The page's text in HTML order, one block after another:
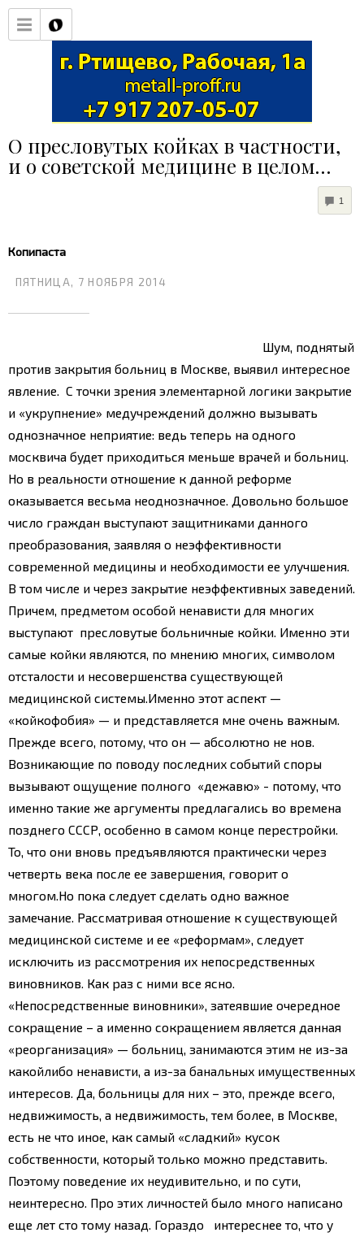
О пресловутых койках в частности,
и о советской медицине в целом…
1
Копипаста
ПЯТНИЦА, 7 НОЯБРЯ 2014
Шум, поднятый
против закрытия больниц в Москве, выявил интересное
явление. С точки зрения элементарной логики закрытие
и «укрупнение» медучреждений должно вызывать
однозначное неприятие: ведь теперь на одного
москвича будет приходиться меньше врачей и больниц.
Но в реальности отношение к данной реформе
оказывается весьма неоднозначное. Довольно большое
число граждан выступают защитниками данного
преобразования, заявляя о неэффективности
современной медицины и необходимости ее улучшения.
В том числе и через закрытие неэффективных заведений.
Причем, предметом особой ненависти для многих
выступают пресловутые больничные койки. Именно эти
самые койки являются, по мнению многих, символом
отсталости и несовершенства существующей
медицинской системы. Именно этот аспект —
«койкофобия» — и представляется мне очень важным.
Прежде всего, потому, что он — абсолютно не нов.
Возникающие по поводу последних событий споры
вызывают ощущение полного «дежавю» - потому, что
именно такие же аргументы предлагались во времена
позднего СССР, особенно в самом конце перестройки.
То, что они вновь предъявляются практически через
четверть века после ее завершения, говорит о
многом. Но пока следует сделать одно важное
замечание. Рассматривая отношение к существующей
медицинской системе и ее «реформам», следует
исключить из рассмотрения их непосредственных
виновников. Как раз с ними все ясно.
«Непосредственные виновники», затеявшие очередное
сокращение – а именно сокращением является данная
«реорганизация» — больниц, занимаются этим не из-за
какойлибо ненависти, а из-за банальных имущественных
интересов. Да, больницы для них – это, прежде всего,
недвижимость, а недвижимость, тем более, в Москве,
есть не что иное, как самый «сладкий» кусок
собственности, который только можно представить.
Поэтому поведение их неудивительно, и по сути,
неинтересно. Про этих личностей было много написано
еще лет сто тому назад. Гораздо интереснее то, что у